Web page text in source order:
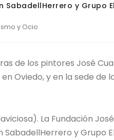
y Grupo
y Ocio
de los pintores José
Oviedo, y en la sede de
La Fundación
y Grupo